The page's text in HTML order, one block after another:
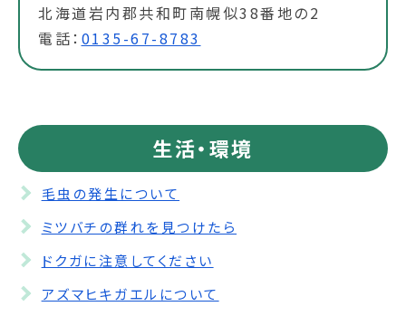
北海道岩内郡共和町南幌似38番地の2
電話： 0135-67-8783
生活・環境
毛虫の発生について
ミツバチの群れを見つけたら
ドクガに注意してください
アズマヒキガエルについて